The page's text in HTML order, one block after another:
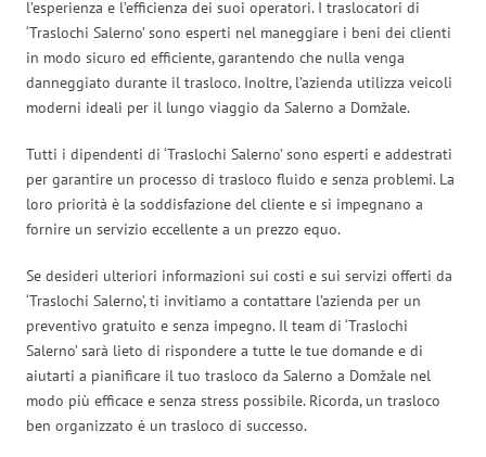
l’esperienza e l’efficienza dei suoi operatori. I traslocatori di
‘Traslochi Salerno’ sono esperti nel maneggiare i beni dei clienti
in modo sicuro ed efficiente, garantendo che nulla venga
danneggiato durante il trasloco. Inoltre, l’azienda utilizza veicoli
moderni ideali per il lungo viaggio da Salerno a Domžale.
Tutti i dipendenti di ‘Traslochi Salerno’ sono esperti e addestrati
per garantire un processo di trasloco fluido e senza problemi. La
loro priorità è la soddisfazione del cliente e si impegnano a
fornire un servizio eccellente a un prezzo equo.
Se desideri ulteriori informazioni sui costi e sui servizi offerti da
‘Traslochi Salerno’, ti invitiamo a contattare l’azienda per un
preventivo gratuito e senza impegno. Il team di ‘Traslochi
Salerno’ sarà lieto di rispondere a tutte le tue domande e di
aiutarti a pianificare il tuo trasloco da Salerno a Domžale nel
modo più efficace e senza stress possibile. Ricorda, un trasloco
ben organizzato è un trasloco di successo.